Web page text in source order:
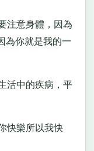
意身體，因為
為你就是我的一
中的疾病，平
快樂所以我快